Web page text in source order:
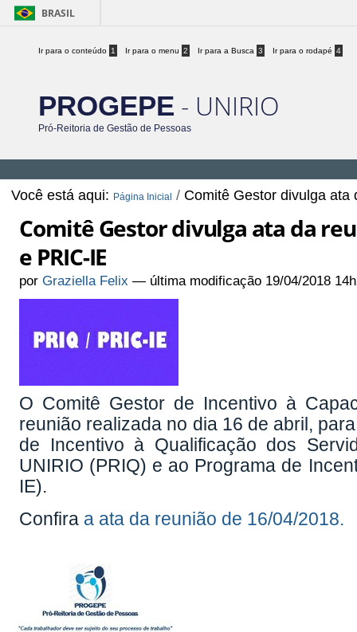
BRASIL
Ir para o conteúdo 1 Ir para o menu 2 Ir para a Busca 3 Ir para o rodapé 4
PROGEPE - UNIRIO
Pró-Reitoria de Gestão de Pessoas
Você está aqui: Página Inicial / Comitê Gestor divulga ata
Comitê Gestor divulga ata da
e PRIC-IE
porGraziella Felix — última modificação 19/04/2018
O Comitê Gestor de Incentivo à
reunião realizada no dia 16 de abril,
de Incentivo à Qualificação dos
UNIRIO (PRIQ) e ao Programa de
IE).
Confira a ata da reunião de 16/04/2018.